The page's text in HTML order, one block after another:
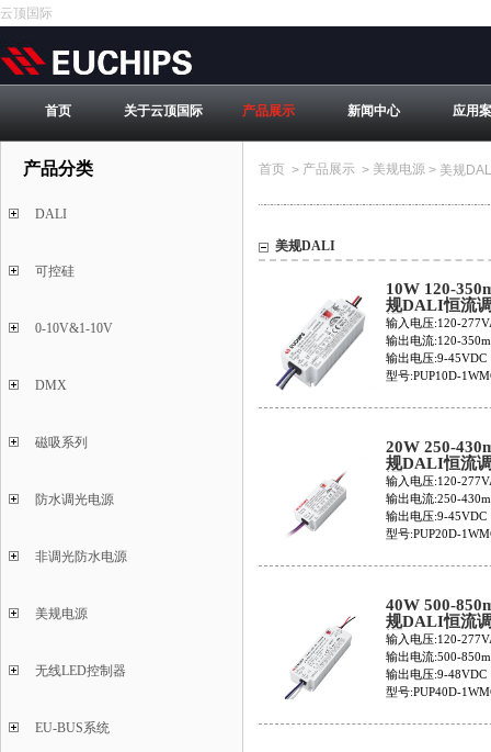
云顶国际
首页 关于云顶国际 产品展示 新闻中心 应用
产品分类
DALI
可控硅
0-10V&1-10V
DMX
磁吸系列
防水调光电源
非调光防水电源
美规电源
无线LED控制器
EU-BUS系统
首页 > 产品展示 > 美规电源 > 美规
美规DALI
10W 120-
规DALI恒流
源PUP10D-
350
输入电压:120-
输出电流:120-
输出电压:9-45VDC
型号:PUP10D-
20W 250-
规DALI恒流
源PUP20D-
430
输入电压:120-
输出电流:250-
输出电压:9-45VDC
型号:PUP20D-
40W 500-
规DALI恒流
源PUP40D-
850
输入电压:120-
输出电流:500-
输出电压:9-48VDC
型号:PUP40D-